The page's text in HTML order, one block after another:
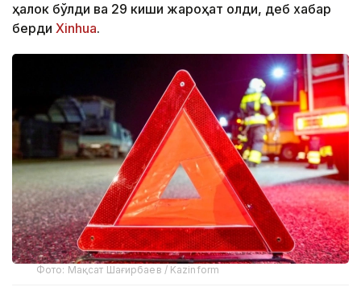
ҳалок бўлди ва 29 киши жароҳат олди, деб хабар
берди Xinhua.
Фото: Мақсат Шағирбаев / Kazinform